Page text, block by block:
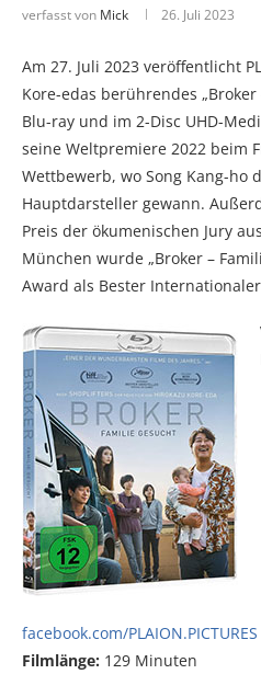
verfasst von Mick 26. Juli 2023
Am 27. Juli 2023 veröffentlicht
Kore-edas berührendes „Broker
Blu-ray und im 2-Disc UHD-
seine Weltpremiere 2022 beim
Wettbewerb, wo Song Kang-ho
Hauptdarsteller gewann.
Preis der ökumenischen Jury
München wurde „Broker –
Award als Bester
facebook.com/PLAION.PICTURES
Filmlänge: 129 Minuten